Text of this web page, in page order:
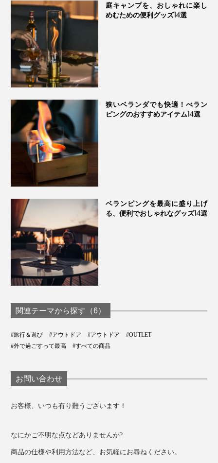
その後、90分後に0℃まで下がりましたが、ビールが凍
ることはなく、8時間たっても5℃以上にはなりません
でした。
「ブロック保冷剤」自体は、約10時間の冷凍で、-10℃
を5時間キープ。何度でも繰り返し使えます。
保冷バッグに缶ビール６本と本品を入れて、平均外気温24.2℃の室外に放
置した場青の保冷剤表面の温度変化（メーカー調べ）
※外気温やクーラーボックスによって変動します。
ビールだけでなく、ペットボトルやワインボトルにも合
れた時にも使えそうです。
庭キャンプを、おしゃれに楽し
めむための便利グッズ14選
狭いベランダでも快適！べラン
ピングのおすすめアイテム14選
ベランピングを最高に盛り上げ
る、便利でおしゃれなグッズ14選
関連テーマから探す（6）
#旅行＆遊び #アウトドア #アウトドア
#OUTLET
#外で過ごすって最高
#すべての商品
お問い合わせ
お客様、いつも有り難うございます！
なにかご不明な点などありませんか?
商品の仕様や利用方法など、お気軽にお尋ねください。